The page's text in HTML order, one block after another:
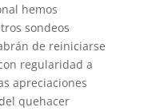
hemos
sondeos
de reiniciarse
regularidad a
apreciaciones
quehacer